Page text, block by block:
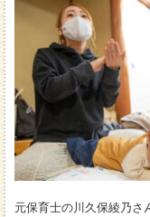
元保育士の川久保綾乃さ